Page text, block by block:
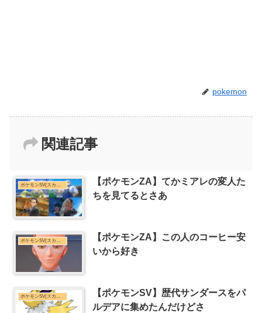
pokemon
関連記事
【ポケモンZA】てかミアレの変人た
ちを見てるとさあ
ポケモンSV(スカーレット・バイオレット)まとめ
【ポケモンZA】この人のコーヒー安
いから好き
ポケモンSV(スカーレット・バイオレット)まとめ
【ポケモンSV】歴代サンダースをパ
ルデアに集めたんだけどさ